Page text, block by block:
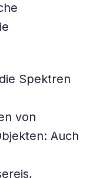
Spektren
von
Auch